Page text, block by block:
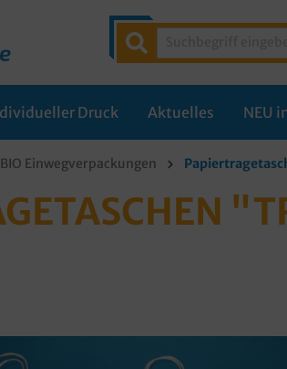
Druck Aktuelles NEU
BIO Einwegverpackungen